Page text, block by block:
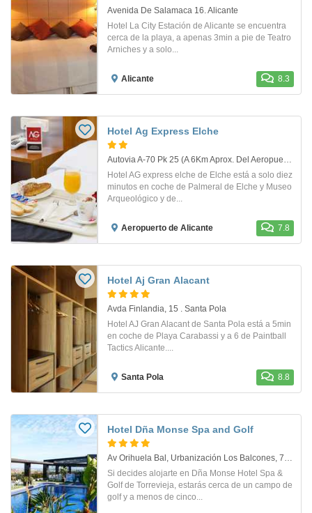
Avenida De Salamaca 16. Alicante
Hotel La City Estación de Alicante se encuentra
cerca de la playa, a apenas 3min a pie de Teatro
Arniches y a solo...
Alicante 8.3
Hotel Ag Express Elche
Autovia A-70 Pk 25 (A 6Km Aprox. Del Aeropuerto De Elche). Area De Servicio Elche A
Hotel AG express elche de Elche está a solo diez
minutos en coche de Palmeral de Elche y Museo
Arqueológico y de...
Aeropuerto de Alicante 7.8
Hotel Aj Gran Alacant
Avda Finlandia, 15 . Santa Pola
Hotel AJ Gran Alacant de Santa Pola está a 5min
en coche de Playa Carabassi y a 6 de Paintball
Tactics Alicante....
Santa Pola 8.8
Hotel Dña Monse Spa and Golf
Av Orihuela Bal, Urbanización Los Balcones, 75. Torrevieja
Si decides alojarte en Dña Monse Hotel Spa &
Golf de Torrevieja, estarás cerca de un campo de
golf y a menos de cinco...